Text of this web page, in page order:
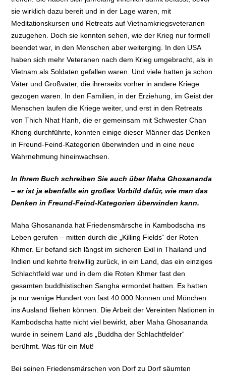
sie wirklich dazu bereit und in der Lage waren, mit
Meditationskursen und Retreats auf Vietnamkriegsveteranen
zuzugehen. Doch sie konnten sehen, wie der Krieg nur formell
beendet war, in den Menschen aber weiterging. In den USA
haben sich mehr Veteranen nach dem Krieg umgebracht, als in
Vietnam als Soldaten gefallen waren. Und viele hatten ja schon
Väter und Großväter, die ihrerseits vorher in andere Kriege
gezogen waren. In den Familien, in der Erziehung, im Geist der
Menschen laufen die Kriege weiter, und erst in den Retreats
von Thich Nhat Hanh, die er gemeinsam mit Schwester Chan
Khong durchführte, konnten einige dieser Männer das Denken
in Freund-Feind-Kategorien überwinden und in eine neue
Wahrnehmung hineinwachsen.
In Ihrem Buch schreiben Sie auch über Maha Ghosananda
– er ist ja ebenfalls ein großes Vorbild dafür, wie man das
Denken in Freund-Feind-Kategorien überwinden kann.
Maha Ghosananda hat Friedensmärsche in Kambodscha ins
Leben gerufen – mitten durch die „Killing Fields“ der Roten
Khmer. Er befand sich längst im sicheren Exil in Thailand und
Indien und kehrte freiwillig zurück, in ein Land, das ein einziges
Schlachtfeld war und in dem die Roten Khmer fast den
gesamten buddhistischen Sangha ermordet hatten. Es hatten
ja nur wenige Hundert von fast 40 000 Nonnen und Mönchen
ins Ausland fliehen können. Die Arbeit der Vereinten Nationen in
Kambodscha hatte nicht viel bewirkt, aber Maha Ghosananda
wurde in seinem Land als „Buddha der Schlachtfelder“
berühmt. Was für ein Mut!
Bei seinen Friedensmärschen von Dorf zu Dorf säumten